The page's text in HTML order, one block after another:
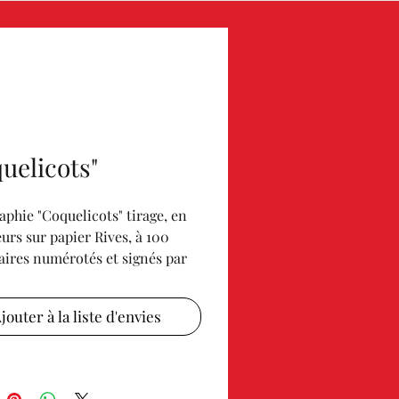
"Coquelicots" tirage, en
sur papier Rives, à 100
numérotés et signés par
selon les méthodes
dans les ateliers
à la liste d'envies